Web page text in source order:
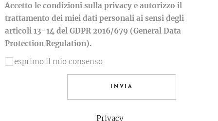
Accetto le condizioni sulla privacy e autorizzo il
trattamento dei miei dati personali ai sensi degli
articoli 13-14 del GDPR 2016/679 (General Data
Protection Regulation).
esprimo il mio consenso
INVIA
Privacy